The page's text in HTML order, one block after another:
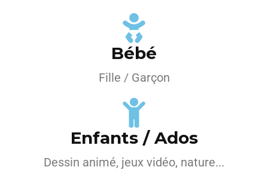
Bébé
Fille / Garçon
Enfants / Ados
Dessin animé, jeux vidéo, nature...